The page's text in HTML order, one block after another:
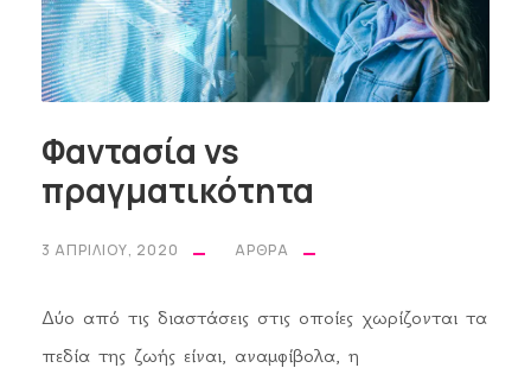
Φαντασία vs
πραγματικότητα
3 ΑΠΡΙΛΊΟΥ, 2020 ΆΡΘΡΑ
Δύο από τις διαστάσεις στις οποίες χωρίζονται τα
πεδία της ζωής είναι, αναμφίβολα, η